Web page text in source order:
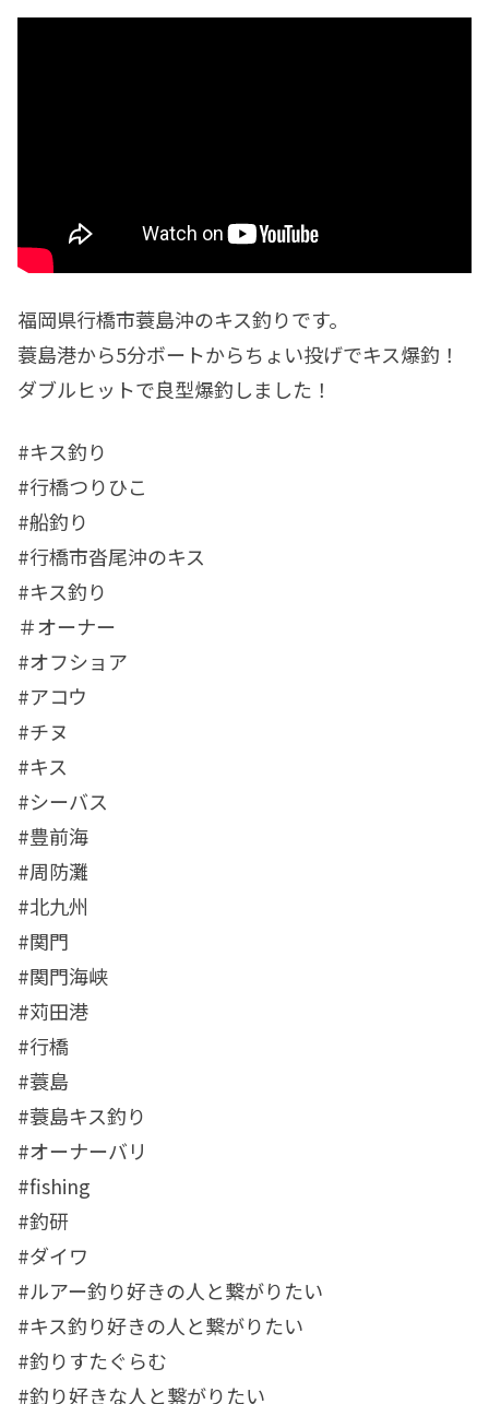
福岡県行橋市蓑島沖のキス釣りです。
蓑島港から5分ボートからちょい投げでキス爆釣！
ダブルヒットで良型爆釣しました！
#キス釣り
#行橋つりひこ
#船釣り
#行橋市沓尾沖のキス
#キス釣り
＃オーナー
#オフショア
#アコウ
#チヌ
#キス
#シーバス
#豊前海
#周防灘
#北九州
#関門
#関門海峡
#苅田港
#行橋
#蓑島
#蓑島キス釣り
#オーナーバリ
#fishing
#釣研
#ダイワ
#ルアー釣り好きの人と繋がりたい
#キス釣り好きの人と繋がりたい
#釣りすたぐらむ
#釣り好きな人と繋がりたい